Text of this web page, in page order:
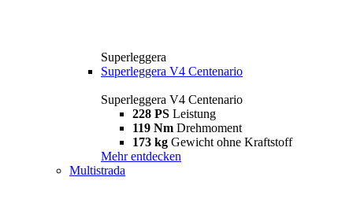
Superleggera
Superleggera V4 Centenario
Superleggera V4 Centenario
228 PS Leistung
119 Nm Drehmoment
173 kg Gewicht ohne Kraftstoff
Mehr entdecken
Multistrada